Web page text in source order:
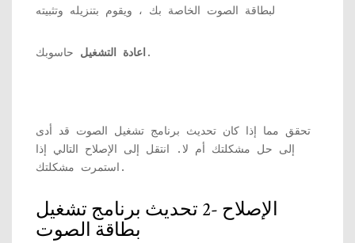
لبطاقة الصوت الخاصة بك ، ويقوم بتنزيله وتثبيته
اعادة التشغيل حاسوبك.
تحقق مما إذا كان تحديث برنامج تشغيل الصوت قد أدى
إلى حل مشكلتك أم لا. انتقل إلى الإصلاح التالي إذا
استمرت مشكلتك.
الإصلاح -2 تحديث برنامج تشغيل
بطاقة الصوت